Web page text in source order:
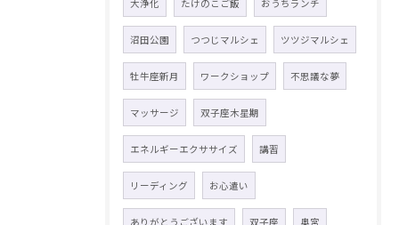
大浄化 たけのこご飯 おうちランチ
沼田公園 つつじマルシェ ツツジマルシェ
牡牛座新月 ワークショップ 不思議な夢
マッサージ 双子座木星期
エネルギーエクササイズ 講習
リーディング お心遣い
ありがとうございます 双子座 奥宮